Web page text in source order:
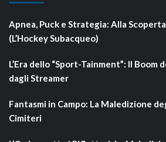
Apnea, Puck e Strategia: Alla
(L’Hockey Subacqueo)
L’Era dello “Sport-Tainment”: Il Boom
dagli Streamer
Fantasmi in Campo: La Maledizione
Cimiteri